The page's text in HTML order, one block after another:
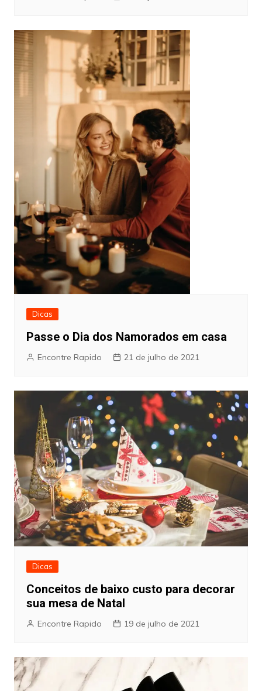
Dicas
Passe o Dia dos Namorados em casa
Encontre Rapido 21 de julho de 2021
Dicas
Conceitos de baixo custo para decorar
sua mesa de Natal
Encontre Rapido 19 de julho de 2021